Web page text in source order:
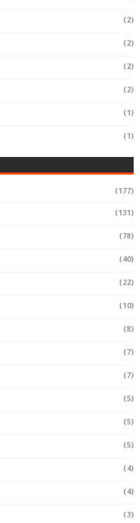
(2)
(2)
(2)
(2)
(1)
(1)
(177)
(131)
(78)
(40)
(22)
(10)
(8)
(7)
(7)
(5)
(5)
(5)
(4)
(4)
(3)